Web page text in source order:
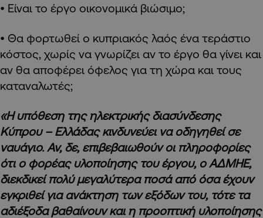
• Είναι το έργο οικονομικά βιώσιμο;
• Θα φορτωθεί ο κυπριακός λαός ένα τεράστιο
κόστος, χωρίς να γνωρίζει αν το έργο θα γίνει και
αν θα αποφέρει όφελος για τη χώρα και τους
καταναλωτές;
«Η υπόθεση της ηλεκτρικής διασύνδεσης
Κύπρου – Ελλάδας κινδυνεύει να οδηγηθεί σε
ναυάγιο. Αν, δε, επιβεβαιωθούν οι πληροφορίες
ότι ο φορέας υλοποίησης του έργου, ο ΑΔΜΗΕ,
διεκδικεί πολύ μεγαλύτερα ποσά από όσα έχουν
εγκριθεί για ανάκτηση των εξόδων του, τότε τα
αδιέξοδα βαθαίνουν και η προοπτική υλοποίησης